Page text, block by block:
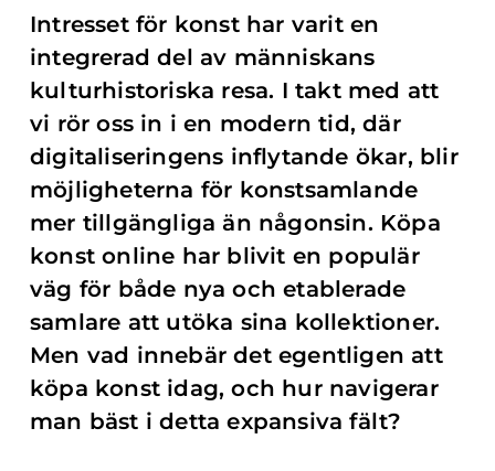
Intresset för konst har varit en
integrerad del av människans
kulturhistoriska resa. I takt med att
vi rör oss in i en modern tid, där
digitaliseringens inflytande ökar, blir
möjligheterna för konstsamlande
mer tillgängliga än någonsin. Köpa
konst online har blivit en populär
väg för både nya och etablerade
samlare att utöka sina kollektioner.
Men vad innebär det egentligen att
köpa konst idag, och hur navigerar
man bäst i detta expansiva fält?